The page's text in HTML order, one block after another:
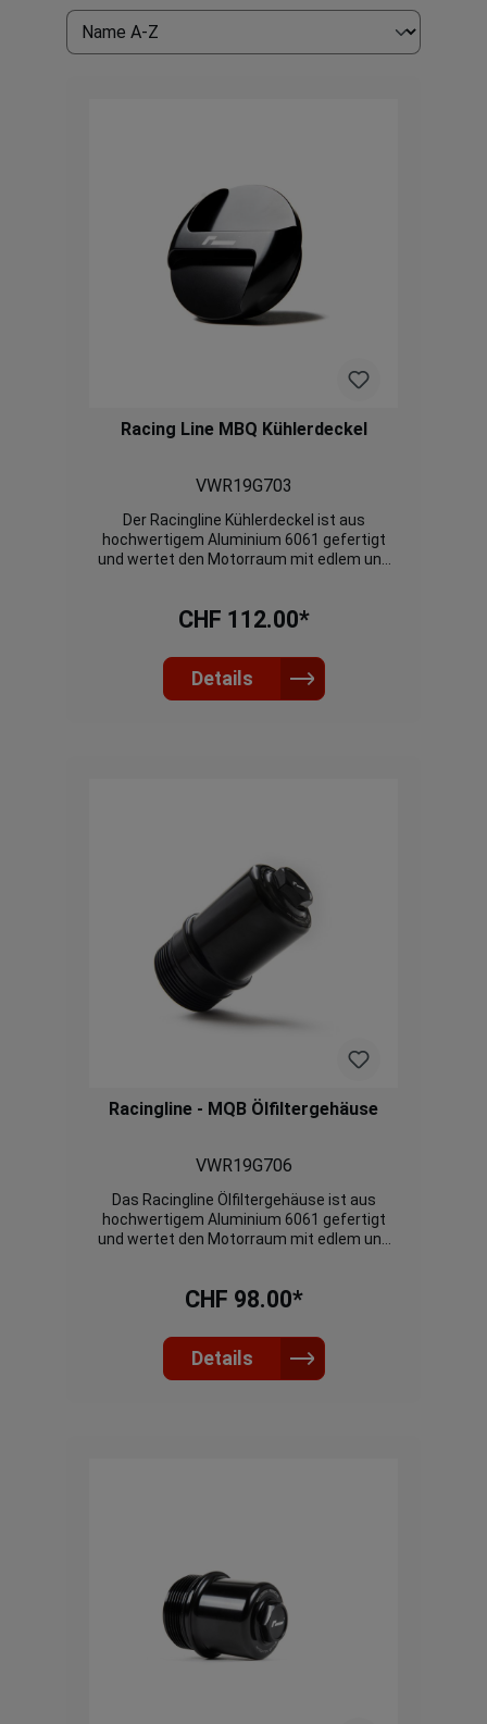
Racing Line MBQ Kühlerdeckel
VWR19G703
Der Racingline Kühlerdeckel ist aus
hochwertigem Aluminium 6061 gefertigt
und wertet den Motorraum mit edlem und
CHF 112.00*
Details
Racingline - MQB Ölfiltergehäuse
VWR19G706
Das Racingline Ölfiltergehäuse ist aus
hochwertigem Aluminium 6061 gefertigt
und wertet den Motorraum mit edlem und
CHF 98.00*
Details